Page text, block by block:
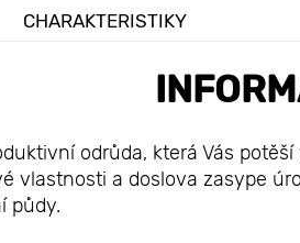
CHARAKTERISTIKY
odrůda, která Vás
vlastnosti a doslova zasype
půdy.